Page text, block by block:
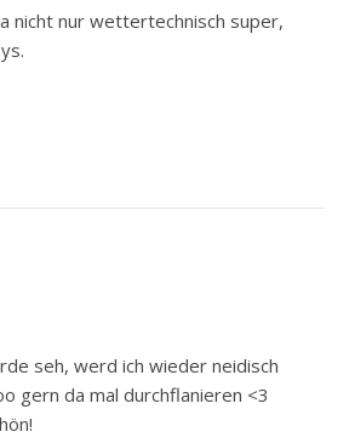
nicht nur wettertechnisch super,
seh, werd ich wieder neidisch
gern da mal durchflanieren <3